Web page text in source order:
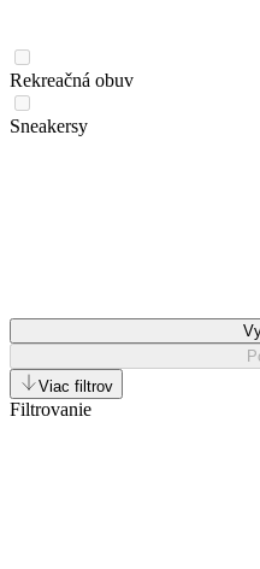
Rekreačná obuv
Sneakersy
Viac filtrov
Filtrovanie